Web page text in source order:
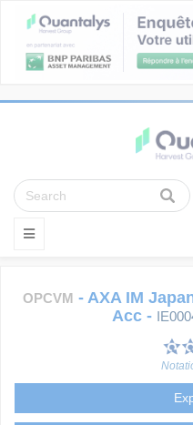
OPCVM - AXA IM
Acc-